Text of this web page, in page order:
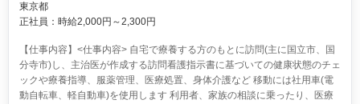
東京都
正社員：時給2,000円～2,300円
【仕事内容】<仕事内容> 自宅で療養する方のもとに訪問(主に国立市、国
分寺市)し、主治医が作成する訪問看護指示書に基づいての健康状態のチェ
ックや療養指導、服薬管理、医療処置、身体介護など 移動には社用車(電
動自転車、軽自動車)を使用します 利用者、家族の相談に乗ったり、医療